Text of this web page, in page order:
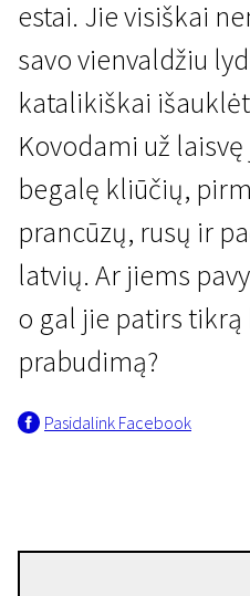
Vaidybiniai filmai
Ginkluoti vyrai
1 val. 49 min. | Komedija, Veiksmo
estai. Jie visiškai
savo vienvaldžiu
katalikiškai
Kovodami už
begalę kliūčių,
prancūzų, rusų ir
latvių. Ar jiems
o gal jie patirs
prabudimą?
Pasidalink Facebook